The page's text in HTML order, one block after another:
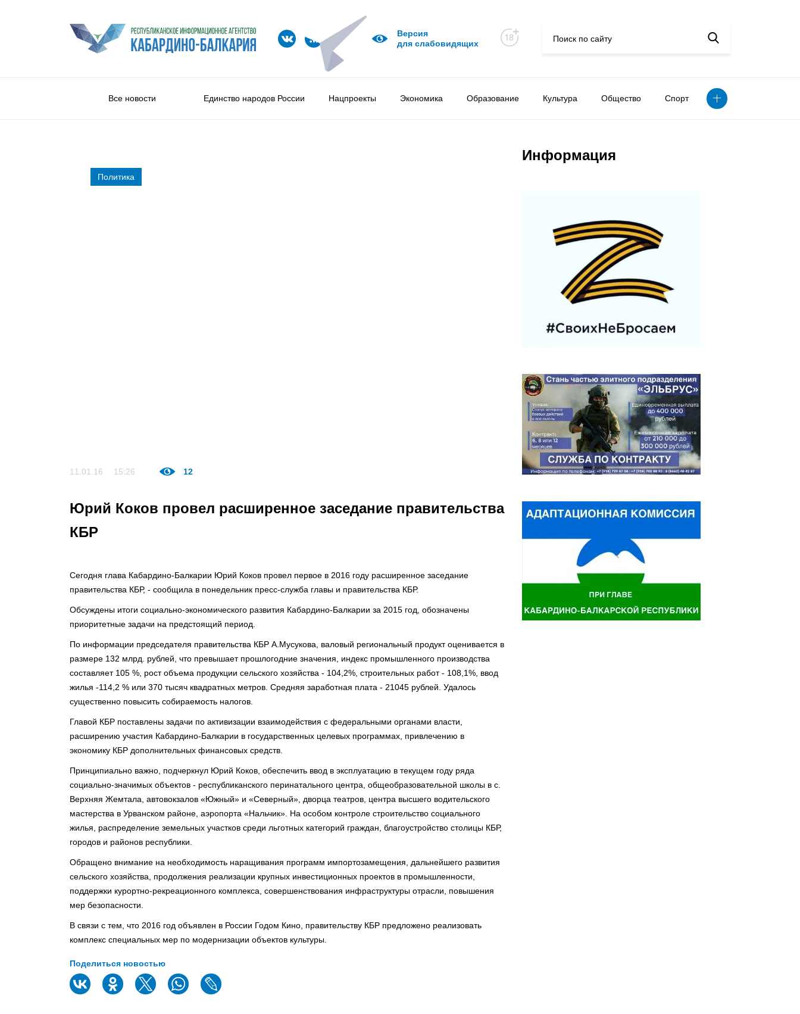
Версия
для слабовидящих
Все новости Единство народов России Нацпроекты Экономика Образование Культура Общество Спорт
Политика
11.01.16 15:26 12
Юрий Коков провел расширенное заседание правительства
КБР
Сегодня глава Кабардино-Балкарии Юрий Коков провел первое в 2016 году расширенное заседание
правительства КБР, - сообщила в понедельник пресс-служба главы и правительства КБР.
Обсуждены итоги социально-экономического развития Кабардино-Балкарии за 2015 год, обозначены
приоритетные задачи на предстоящий период.
По информации председателя правительства КБР А.Мусукова, валовый региональный продукт оценивается в
размере 132 млрд. рублей, что превышает прошлогодние значения, индекс промышленного производства
составляет 105 %, рост объема продукции сельского хозяйства - 104,2%, строительных работ - 108,1%, ввод
жилья -114,2 % или 370 тысяч квадратных метров. Средняя заработная плата - 21045 рублей. Удалось
существенно повысить собираемость налогов.
Главой КБР поставлены задачи по активизации взаимодействия с федеральными органами власти,
расширению участия Кабардино-Балкарии в государственных целевых программах, привлечению в
экономику КБР дополнительных финансовых средств.
Принципиально важно, подчеркнул Юрий Коков, обеспечить ввод в эксплуатацию в текущем году ряда
социально-значимых объектов - республиканского перинатального центра, общеобразовательной школы в с.
Верхняя Жемтала, автовокзалов «Южный» и «Северный», дворца театров, центра высшего водительского
мастерства в Урванском районе, аэропорта «Нальчик». На особом контроле строительство социального
жилья, распределение земельных участков среди льготных категорий граждан, благоустройство столицы КБР,
городов и районов республики.
Обращено внимание на необходимость наращивания программ импортозамещения, дальнейшего развития
сельского хозяйства, продолжения реализации крупных инвестиционных проектов в промышленности,
поддержки курортно-рекреационного комплекса, совершенствования инфраструктуры отрасли, повышения
мер безопасности.
В связи с тем, что 2016 год объявлен в России Годом Кино, правительству КБР предложено реализовать
комплекс специальных мер по модернизации объектов культуры.
Поделиться новостью
Информация